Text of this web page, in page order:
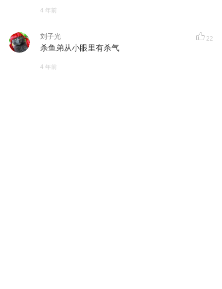
4 年前
刘子光 22
杀鱼弟从小眼里有杀气
4 年前